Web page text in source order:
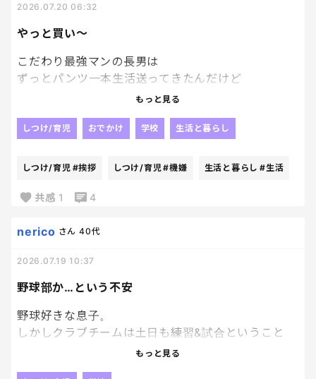
やっと買い～
2026.07.20 06:32
こだわり最強マンの長男は
ずっとパンツ一本生活送ってきたんだけど
機嫌悪くなるから
そろそろパンツの限界が近そうで
破れてないか、とヒヤヒヤしてたのもあったから
試着もさせてきて、
試着した枚数は少ないけど、
一回はいただけだと信用無いから
本人もまたぁ～？ってもちろん言ってくるんだけど、
いや、何でもいいならこんなに手間ないわ‼‼
こっちだってまたぁ‼?なんだよ!って
もっと見る
しつけ/育児 おでかけ 学校 生活と暮らし
しつけ/育児 #挨拶 しつけ/育児#機嫌 生活と暮らし #生活
共感 1 4
野球部か…という不安
nerico さん 40代
2026.07.19 10:37
野球好きな息子。
しかしクラブチームは土日も練習&試合ということ
もっと見る